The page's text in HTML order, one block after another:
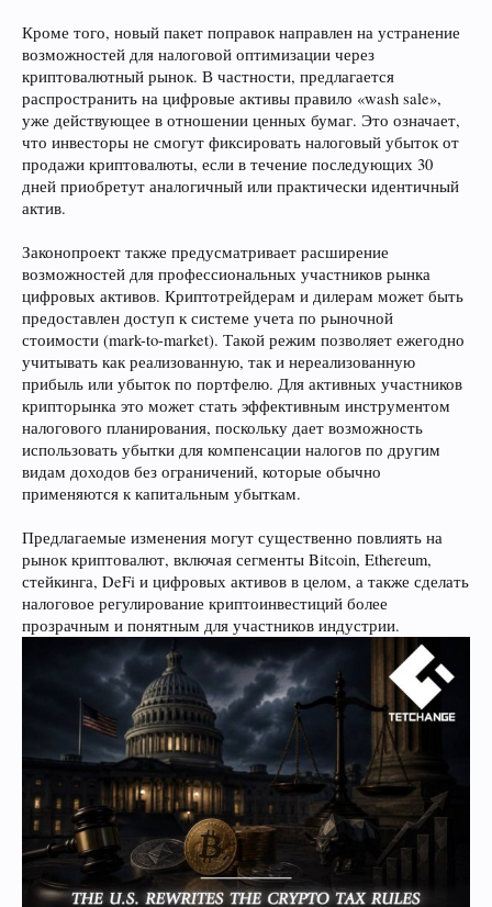
Кроме того, новый пакет поправок направлен на устранение
возможностей для налоговой оптимизации через
криптовалютный рынок. В частности, предлагается
распространить на цифровые активы правило «wash sale»,
уже действующее в отношении ценных бумаг. Это означает,
что инвесторы не смогут фиксировать налоговый убыток от
продажи криптовалюты, если в течение последующих 30
дней приобретут аналогичный или практически идентичный
актив.
Законопроект также предусматривает расширение
возможностей для профессиональных участников рынка
цифровых активов. Криптотрейдерам и дилерам может быть
предоставлен доступ к системе учета по рыночной
стоимости (mark-to-market). Такой режим позволяет ежегодно
учитывать как реализованную, так и нереализованную
прибыль или убыток по портфелю. Для активных участников
крипторынка это может стать эффективным инструментом
налогового планирования, поскольку дает возможность
использовать убытки для компенсации налогов по другим
видам доходов без ограничений, которые обычно
применяются к капитальным убыткам.
Предлагаемые изменения могут существенно повлиять на
рынок криптовалют, включая сегменты Bitcoin, Ethereum,
стейкинга, DeFi и цифровых активов в целом, а также сделать
налоговое регулирование криптоинвестиций более
прозрачным и понятным для участников индустрии.